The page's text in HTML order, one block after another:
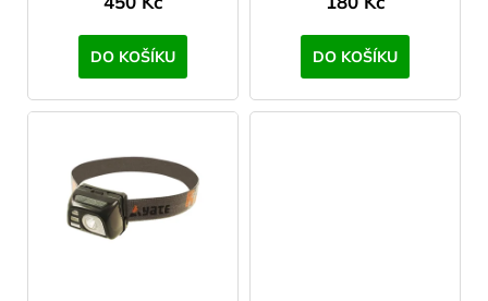
DO KOŠÍKU DO KOŠÍKU